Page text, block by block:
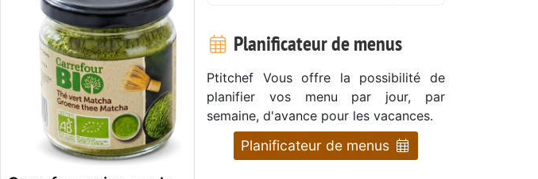
Planificateur de menus
Ptitchef Vous offre la possibilité de
planifier vos menu par jour, par
semaine, d'avance pour les vacances.
Planificateur de menus